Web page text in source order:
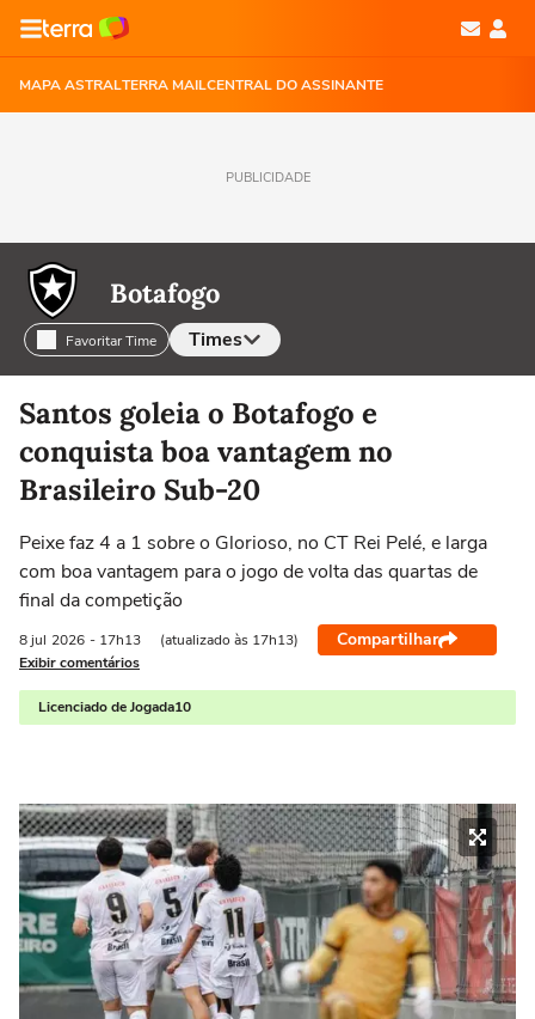
MAPA ASTRALTERRA MAILCENTRAL DO ASSINANTE
PUBLICIDADE
Botafogo
Favoritar Time Times
Selecione o time para ver as notícias
Santos goleia o Botafogo e
conquista boa vantagem no
Brasileiro Sub-20
Peixe faz 4 a 1 sobre o Glorioso, no CT Rei Pelé, e larga
com boa vantagem para o jogo de volta das quartas de
final da competição
8 jul 2026 - 17h13 (atualizado às 17h13) Compartilhar
Exibir comentários
Licenciado de Jogada10